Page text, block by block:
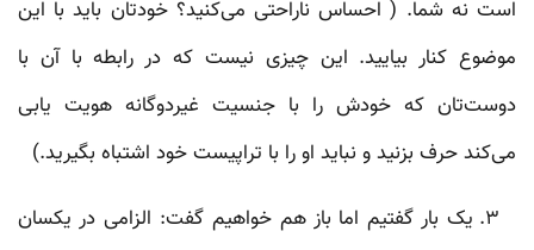
است نه شما. ( احساس ناراحتی می‌کنید؟ خودتان باید با این
موضوع کنار بیایید. این چیزی نیست که در رابطه با آن با
دوست‌تان که خودش را با جنسیت غیردوگانه هویت یابی
می‌کند حرف بزنید و نباید او را با تراپیست خود اشتباه بگیرید.)
۳. یک بار گفتیم اما باز هم خواهیم گفت: الزامی در یکسان